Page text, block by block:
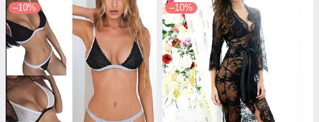
–10% –10%